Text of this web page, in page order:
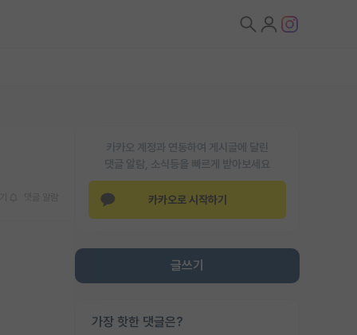
카카오 계정과 연동하여 게시글에 달린
댓글 알람, 소식등을 빠르게 받아보세요
카카오로 시작하기
글쓰기
가장 핫한 댓글은?